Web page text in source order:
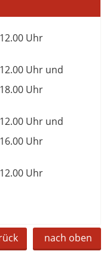
Uhr
Uhr und
Uhr
Uhr und
Uhr
Uhr
nach oben